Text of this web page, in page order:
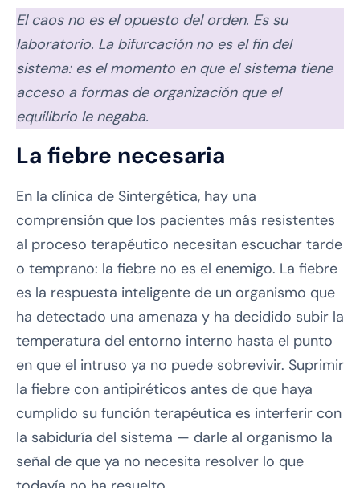
El caos no es el opuesto del orden. Es su
laboratorio. La bifurcación no es el fin del
sistema: es el momento en que el sistema tiene
acceso a formas de organización que el
equilibrio le negaba.
La fiebre necesaria
En la clínica de Sintergética, hay una
comprensión que los pacientes más resistentes
al proceso terapéutico necesitan escuchar tarde
o temprano: la fiebre no es el enemigo. La fiebre
es la respuesta inteligente de un organismo que
ha detectado una amenaza y ha decidido subir la
temperatura del entorno interno hasta el punto
en que el intruso ya no puede sobrevivir. Suprimir
la fiebre con antipiréticos antes de que haya
cumplido su función terapéutica es interferir con
la sabiduría del sistema — darle al organismo la
señal de que ya no necesita resolver lo que